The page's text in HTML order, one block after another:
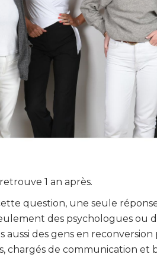
1 an après.
question, une seule
des psychologues ou
aussi des gens en
chargés de communication et